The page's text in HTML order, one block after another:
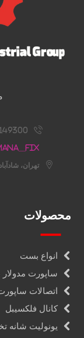
محصولات
انواع بست
ساپورت
اتصالات
کانال فلکسیبل
یونولیت شانه